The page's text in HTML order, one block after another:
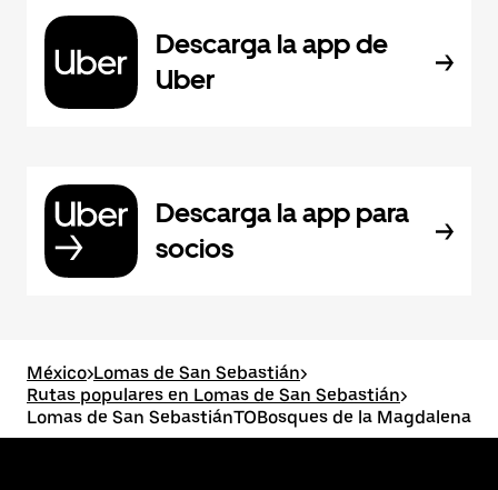
Descarga la app de
Uber
Descarga la app para
socios
México>Lomas de San Sebastián>
Rutas populares en Lomas de San Sebastián>
Lomas de San SebastiánTOBosques de la Magdalena